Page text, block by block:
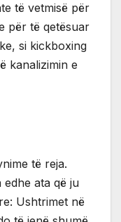
të vetmisë për
për të qetësuar
si kickboxing
kanalizimin e
të reja.
ata që ju
Ushtrimet në